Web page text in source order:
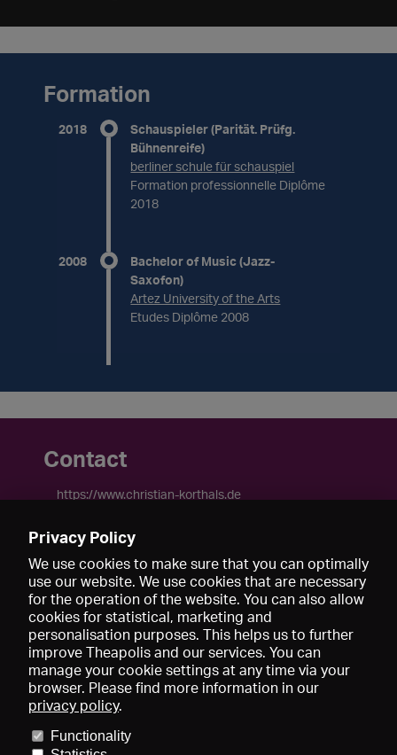
Formation
2018
Schauspieler (Parität. Prüfg.
Bühnenreife)
berliner schule für schauspiel
Formation professionnelle Diplôme
2018
2008
Bachelor of Music (Jazz-
Saxofon)
Artez University of the Arts
Etudes Diplôme 2008
Contact
https://www.christian-korthals.de
+49-160-98174657
Données médiatiques
Privacy Policy
We use cookies to make sure that you can optimally
use our website. We use cookies that are necessary
for the operation of the website. You can also allow
cookies for statistical, marketing and
personalisation purposes. This helps us to further
improve Theapolis and our services. You can
manage your cookie settings at any time via your
browser. Please find more information in our
privacy policy.
Functionality